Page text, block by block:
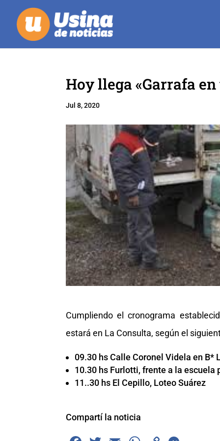
Hoy llega «Garrafa
Jul 8, 2020
Cumpliendo el cronograma
estará en La Consulta, según el
09.30 hs Calle Coronel Videla en B*
10.30 hs Furlotti, frente a la escuela
11..30 hs El Cepillo, Loteo Suárez
Compartí la noticia